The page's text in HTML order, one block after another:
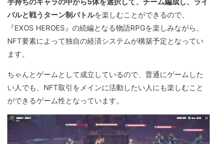
バルと戦うターン制バトルを楽しむことができるので、
『EXOS HEROES』の続編となる物語RPGを楽しみながら、
NFT要素によって独自の経済システムが構築予定となってい
ます。
ちゃんとゲームとして成立しているので、普通にゲームした
い人でも、NFT取引をメインに活動したい人にも楽しむこと
ができるゲーム性となっています。